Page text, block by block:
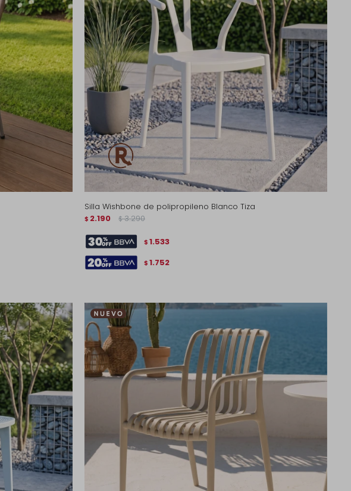
Silla Wishbone de polipropileno Blanco Tiza
$ 2.190 $ 3.290
$ 1.533
$ 1.752